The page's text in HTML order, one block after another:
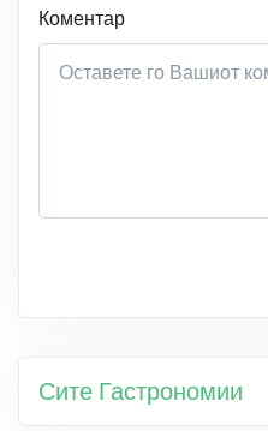
Коментар
Сите Гастрономии